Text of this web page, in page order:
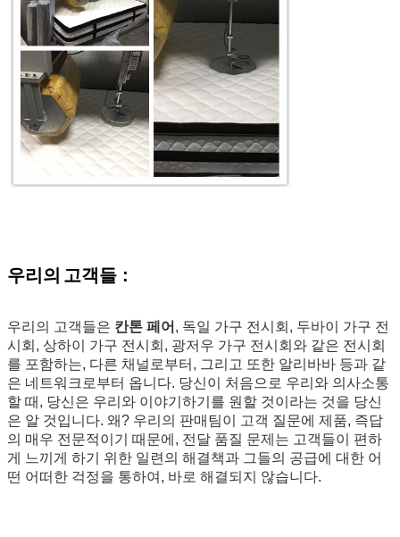
우리의 고객들 :
우리의 고객들은 칸톤 페어 , 독일 가구 전시회, 두바이 가구 전
시회, 상하이 가구 전시회, 광저우 가구 전시회와 같은 전시회
를 포함하는, 다른 채널로부터, 그리고 또한 알리바바 등과 같
은 네트워크로부터 옵니다. 당신이 처음으로 우리와 의사소통
할 때, 당신은 우리와 이야기하기를 원할 것이라는 것을 당신
은 알 것입니다. 왜? 우리의 판매팀이 고객 질문에 제품, 즉답
의 매우 전문적이기 때문에, 전달 품질 문제는 고객들이 편하
게 느끼게 하기 위한 일련의 해결책과 그들의 공급에 대한 어
떤 어떠한 걱정을 통하여, 바로 해결되지 않습니다.